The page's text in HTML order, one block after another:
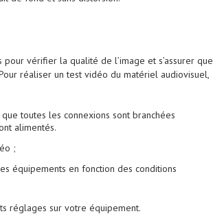
vérifier la qualité de l’image et s’assurer que
réaliser un test vidéo du matériel audiovisuel,
toutes les connexions sont branchées
alimentés.
;
équipements en fonction des conditions
réglages sur votre équipement.